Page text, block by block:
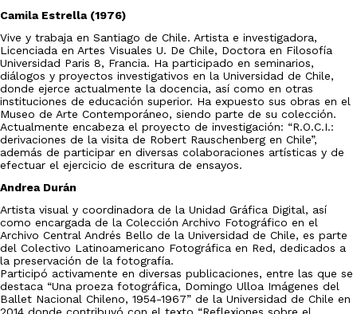
Camila Estrella (1976)
Vive y trabaja en Santiago de Chile. Artista e investigadora,
Licenciada en Artes Visuales U. De Chile, Doctora en Filosofía
Universidad Paris 8, Francia. Ha participado en seminarios,
diálogos y proyectos investigativos en la Universidad de Chile,
donde ejerce actualmente la docencia, así como en otras
instituciones de educación superior. Ha expuesto sus obras en el
Museo de Arte Contemporáneo, siendo parte de su colección.
Actualmente encabeza el proyecto de investigación: “R.O.C.I.:
derivaciones de la visita de Robert Rauschenberg en Chile”,
además de participar en diversas colaboraciones artísticas y de
efectuar el ejercicio de escritura de ensayos.
Andrea Durán
Artista visual y coordinadora de la Unidad Gráfica Digital, así
como encargada de la Colección Archivo Fotográfico en el
Archivo Central Andrés Bello de la Universidad de Chile, es parte
del Colectivo Latinoamericano Fotográfica en Red, dedicados a
la preservación de la fotografía.
Participó activamente en diversas publicaciones, entre las que se
destaca “Una proeza fotográfica, Domingo Ulloa Imágenes del
Ballet Nacional Chileno, 1954-1967” de la Universidad de Chile en
2014 donde contribuyó con el texto “Reflexiones sobre el